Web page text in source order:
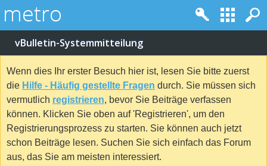
vBulletin-Systemmitteilung
Wenn dies Ihr erster Besuch hier ist, lesen Sie bitte zuerst
die Hilfe - Häufig gestellte Fragen durch. Sie müssen sich
vermutlich registrieren, bevor Sie Beiträge verfassen
können. Klicken Sie oben auf 'Registrieren', um den
Registrierungsprozess zu starten. Sie können auch jetzt
schon Beiträge lesen. Suchen Sie sich einfach das Forum
aus, das Sie am meisten interessiert.